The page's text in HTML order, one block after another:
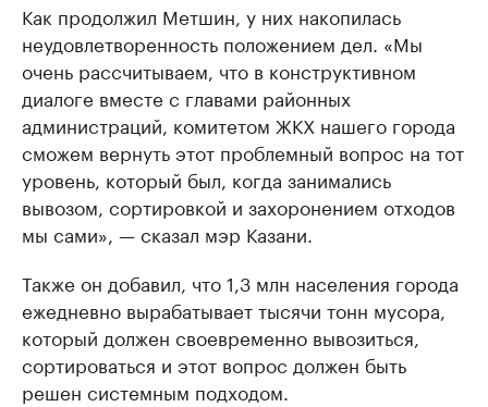
Как продолжил Метшин, у них накопилась
неудовлетворенность положением дел. «Мы
очень рассчитываем, что в конструктивном
диалоге вместе с главами районных
администраций, комитетом ЖКХ нашего города
сможем вернуть этот проблемный вопрос на тот
уровень, который был, когда занимались
вывозом, сортировкой и захоронением отходов
мы сами», — сказал мэр Казани.
Также он добавил, что 1,3 млн населения города
ежедневно вырабатывает тысячи тонн мусора,
который должен своевременно вывозиться,
сортироваться и этот вопрос должен быть
решен системным подходом.